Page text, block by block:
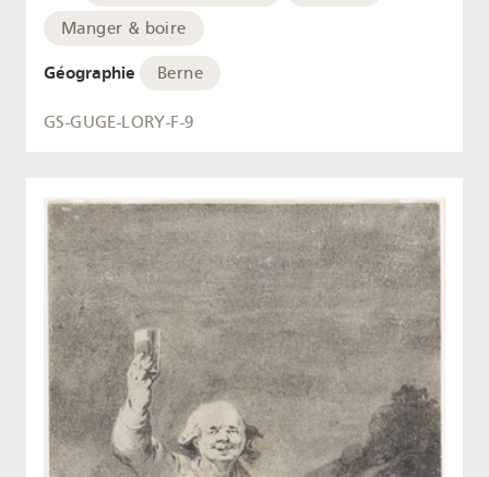
Manger & boire
Géographie Berne
GS-GUGE-LORY-F-9